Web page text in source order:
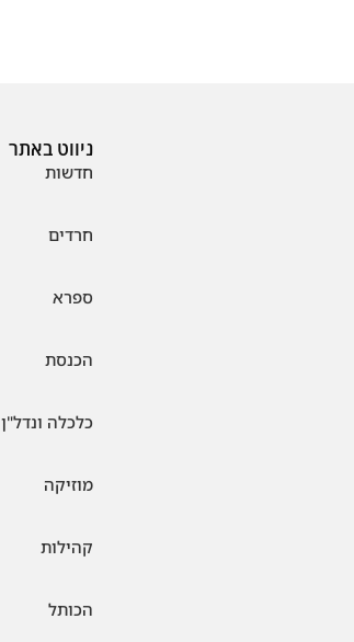
ניווט באתר
חדשות
חרדים
ספרא
הכנסת
כלכלה ונדל"ן
מוזיקה
קהילות
הכותל